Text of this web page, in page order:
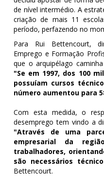
de nível intermédio. A
criação de mais 11
período, perfazendo no
Para Rui Bettencourt,
Emprego e Formação
que o arquipélago
"Se em 1997, dos 100
possuíam cursos
número aumentou para
Com esta medida, o
desemprego tem vindo a
"Através de uma
empresarial da
trabalhadores,
são necessários
Bettencourt.